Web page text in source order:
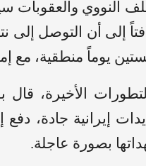
إلى أن التوصل إلى
يوماً منطقية، مع
الأخيرة، قال
إيرانية
بصورة عاجلة.